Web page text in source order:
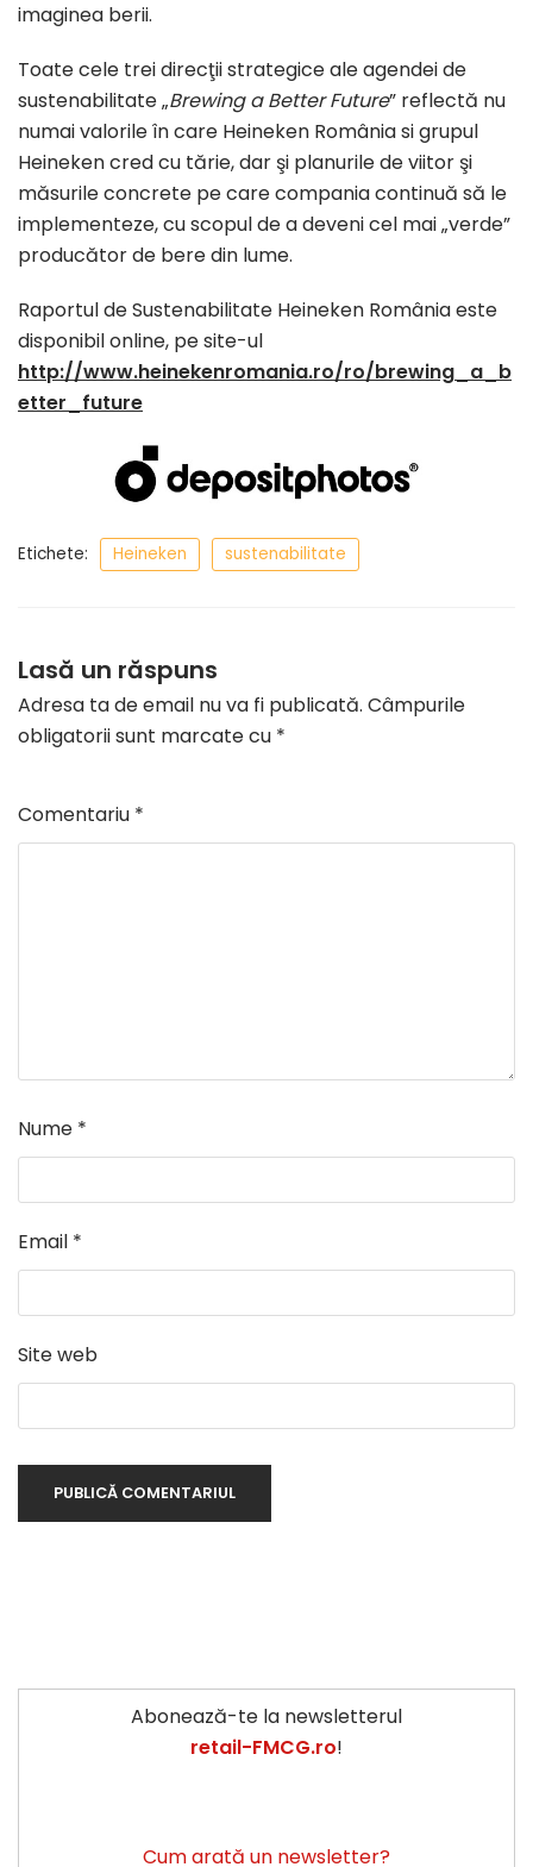
imaginea berii.
Toate cele trei direcţii strategice ale agendei de
sustenabilitate „Brewing a Better Future” reflectă nu
numai valorile în care Heineken România si grupul
Heineken cred cu tărie, dar şi planurile de viitor şi
măsurile concrete pe care compania continuă să le
implementeze, cu scopul de a deveni cel mai „verde”
producător de bere din lume.
Raportul de Sustenabilitate Heineken România este
disponibil online, pe site-ul
http://www.heinekenromania.ro/ro/brewing_a_b
etter_future
Etichete: Heineken sustenabilitate
Lasă un răspuns
Adresa ta de email nu va fi publicată. Câmpurile
obligatorii sunt marcate cu *
Comentariu *
Nume *
Email *
Site web
Abonează-te la newsletterul
retail-FMCG.ro!
Cum arată un newsletter?